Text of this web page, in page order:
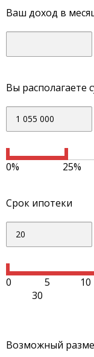
Ваш доход в
Вы располагаете
0% 25%
Срок ипотеки
0 5 10
30
Возможный